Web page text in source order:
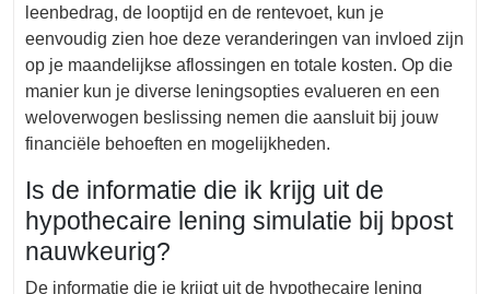
leenbedrag, de looptijd en de rentevoet, kun je
eenvoudig zien hoe deze veranderingen van invloed zijn
op je maandelijkse aflossingen en totale kosten. Op die
manier kun je diverse leningsopties evalueren en een
weloverwogen beslissing nemen die aansluit bij jouw
financiële behoeften en mogelijkheden.
Is de informatie die ik krijg uit de
hypothecaire lening simulatie bij bpost
nauwkeurig?
De informatie die je krijgt uit de hypothecaire lening